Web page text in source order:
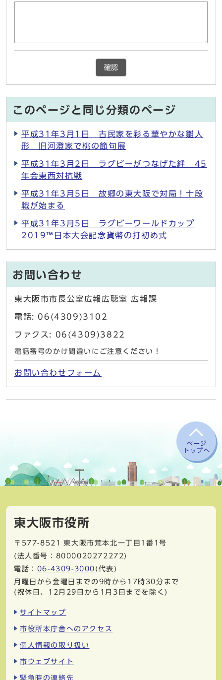
確認
このページと同じ分類のページ
平成31年3月1日 古民家を彩る華やかな雛人
形 旧河澄家で桃の節句展
平成31年3月2日 ラグビーがつなげた絆 45
年会東西対抗戦
平成31年3月5日 故郷の東大阪で対局！十段
戦が始まる
平成31年3月5日 ラグビーワールドカップ
2019™日本大会記念貨幣の打初め式
お問い合わせ
東大阪市市長公室広報広聴室 広報課
電話: 06(4309)3102
ファクス: 06(4309)3822
電話番号のかけ間違いにご注意ください！
お問い合わせフォーム
ページ
トップへ
東大阪市役所
〒577-8521
東大阪市荒本北一丁目1番1号
(法人番号：8000020272272)
電話： 06-4309-3000 (代表)
月曜日から金曜日までの9時から17時30分まで
(祝休日、12月29日から1月3日までを除く)
サイトマップ
市役所本庁舎へのアクセス
個人情報の取り扱い
市ウェブサイト
緊急時の連絡先